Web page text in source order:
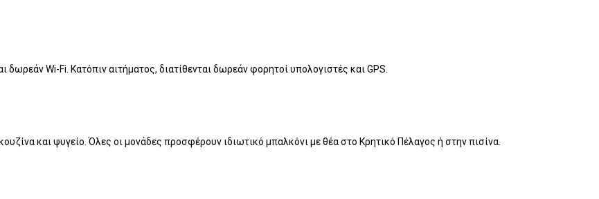
Wi-Fi. Κατόπιν αιτήματος, διατίθενται δωρεάν φορητοί υπολογιστές και GPS.
και ψυγείο. Όλες οι μονάδες προσφέρουν ιδιωτικό μπαλκόνι με θέα στο Κρητικό Πέλαγος ή στην πισίνα.